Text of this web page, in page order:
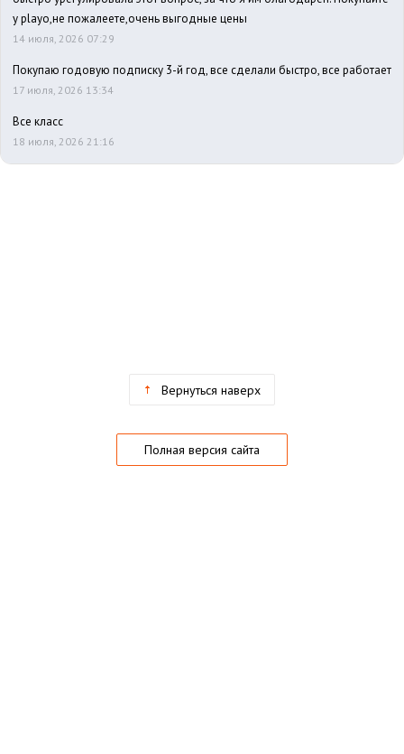
у playo,не пожалеете,очень выгодные цены
14 июля, 2026 07:29
Покупаю годовую подписку 3-й год, все сделали быстро, все работает
17 июля, 2026 13:34
Все класс
18 июля, 2026 21:16
Вернуться наверх
Полная версия сайта